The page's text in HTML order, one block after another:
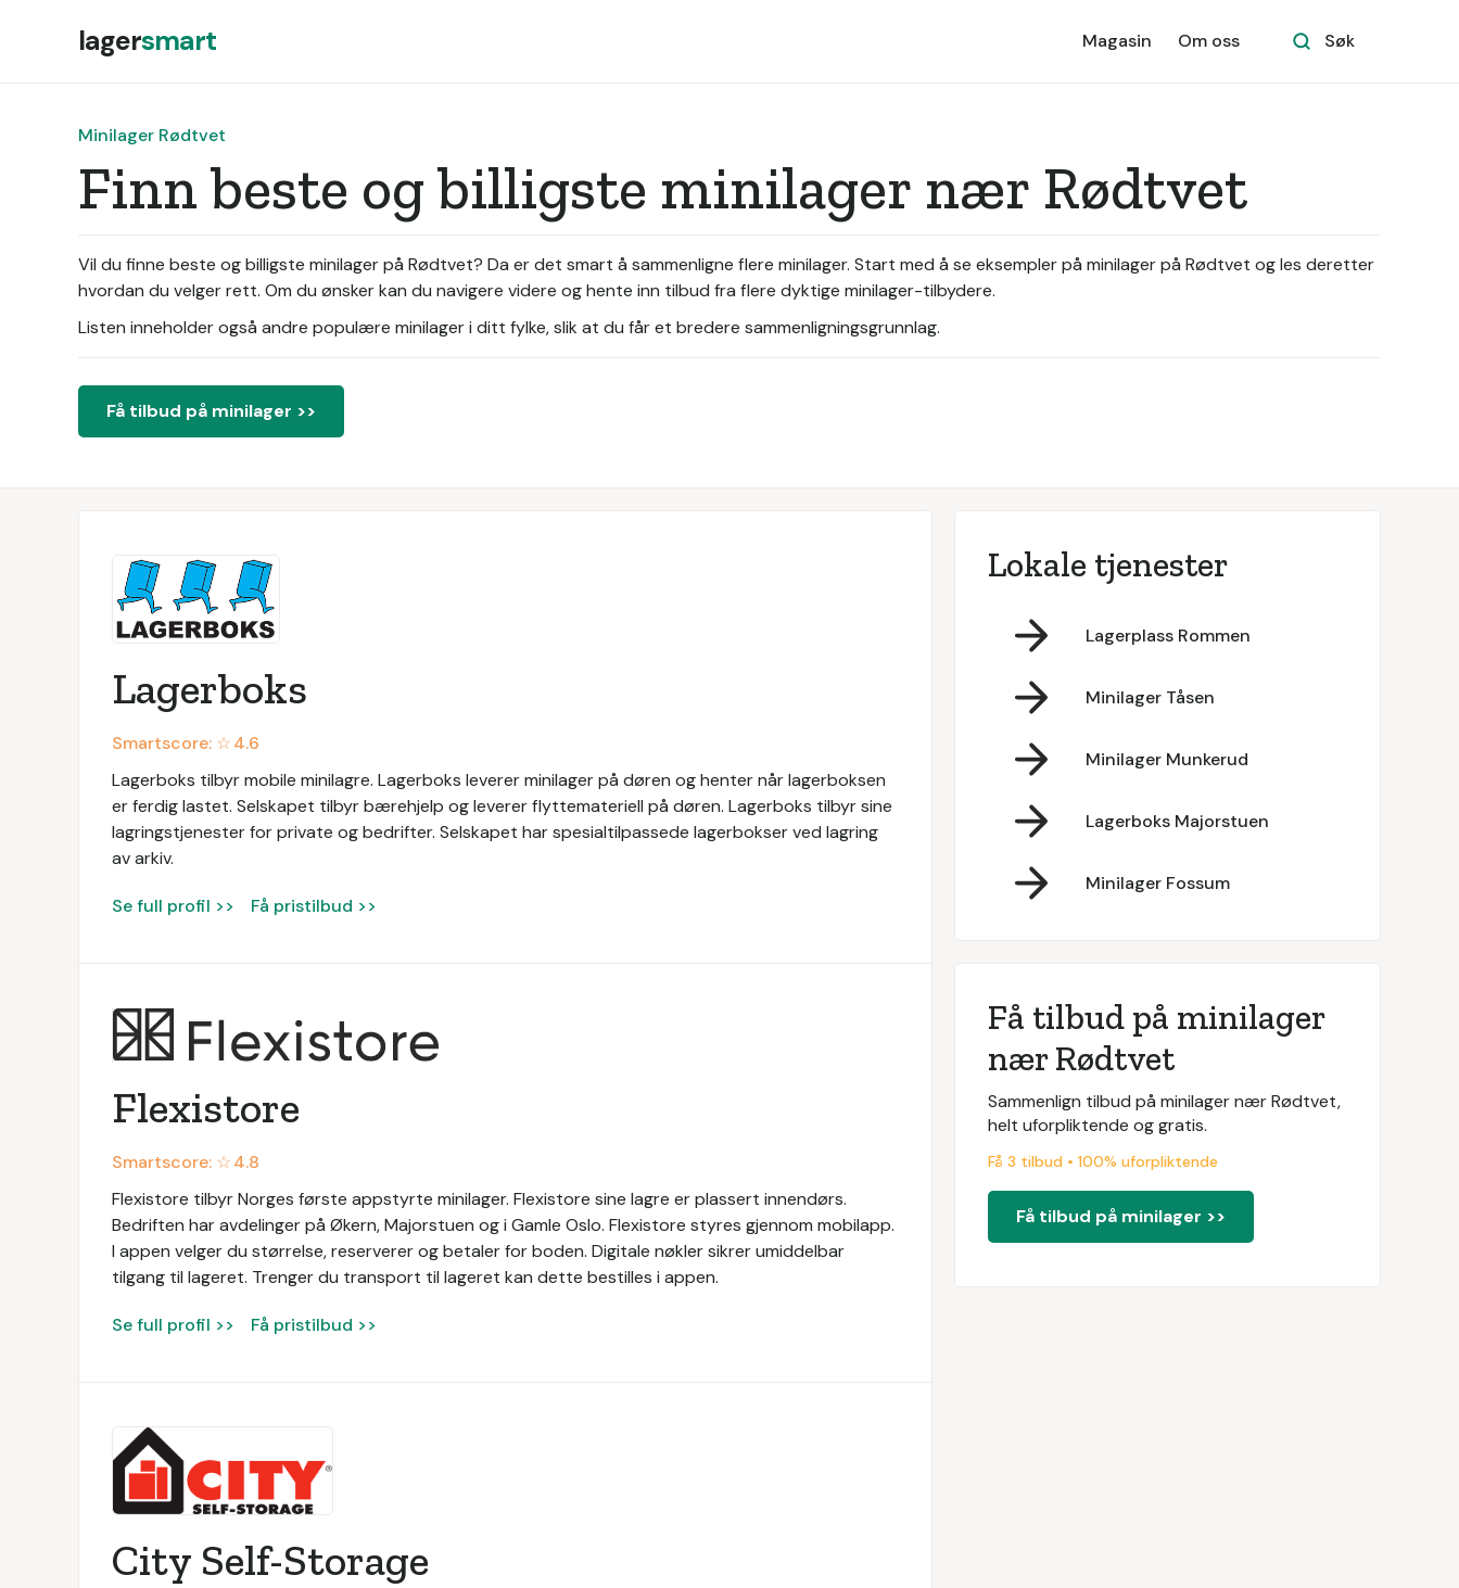
lagersmart Magasin Om oss Søk
Minilager Rødtvet
Finn beste og billigste minilager nær Rødtvet
Vil du finne beste og billigste minilager på Rødtvet? Da er det smart å sammenligne flere minilager. Start med å se eksempler på minilager på Rødtvet og les deretter
hvordan du velger rett. Om du ønsker kan du navigere videre og hente inn tilbud fra flere dyktige minilager-tilbydere.
Listen inneholder også andre populære minilager i ditt fylke, slik at du får et bredere sammenligningsgrunnlag.
Få tilbud på minilager >>
Lagerboks
Smartscore: ☆4.6
Lagerboks tilbyr mobile minilagre. Lagerboks leverer minilager på døren og henter når lagerboksen
er ferdig lastet. Selskapet tilbyr bærehjelp og leverer flyttemateriell på døren. Lagerboks tilbyr sine
lagringstjenester for private og bedrifter. Selskapet har spesialtilpassede lagerbokser ved lagring
av arkiv.
Se full profil >> Få pristilbud >>
Flexistore
Smartscore: ☆4.8
Flexistore tilbyr Norges første appstyrte minilager. Flexistore sine lagre er plassert innendørs.
Bedriften har avdelinger på Økern, Majorstuen og i Gamle Oslo. Flexistore styres gjennom mobilapp.
I appen velger du størrelse, reserverer og betaler for boden. Digitale nøkler sikrer umiddelbar
tilgang til lageret. Trenger du transport til lageret kan dette bestilles i appen.
Se full profil >> Få pristilbud >>
City Self-Storage
Lokale tjenester
Lagerplass Rommen
Minilager Tåsen
Minilager Munkerud
Lagerboks Majorstuen
Minilager Fossum
Få tilbud på minilager
nær Rødtvet
Sammenlign tilbud på minilager nær Rødtvet,
helt uforpliktende og gratis.
Få 3 tilbud • 100% uforpliktende
Få tilbud på minilager >>